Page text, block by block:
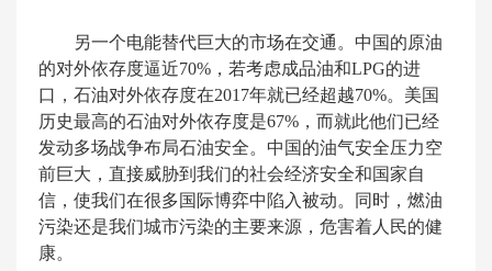
另一个电能替代巨大的市场在交通。中国的原油
的对外依存度逼近70%，若考虑成品油和LPG的进
口，石油对外依存度在2017年就已经超越70%。美国
历史最高的石油对外依存度是67%，而就此他们已经
发动多场战争布局石油安全。中国的油气安全压力空
前巨大，直接威胁到我们的社会经济安全和国家自
信，使我们在很多国际博弈中陷入被动。同时，燃油
污染还是我们城市污染的主要来源，危害着人民的健
康。